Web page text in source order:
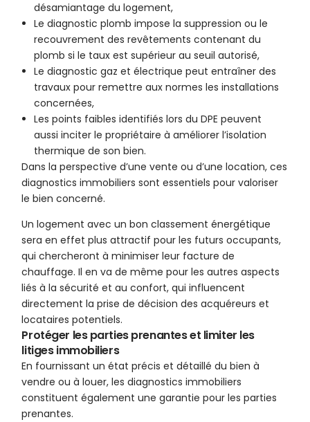
désamiantage du logement,
Le diagnostic plomb impose la suppression ou le
recouvrement des revêtements contenant du
plomb si le taux est supérieur au seuil autorisé,
Le diagnostic gaz et électrique peut entraîner des
travaux pour remettre aux normes les installations
concernées,
Les points faibles identifiés lors du DPE peuvent
aussi inciter le propriétaire à améliorer l’isolation
thermique de son bien.
Dans la perspective d’une vente ou d’une location, ces
diagnostics immobiliers sont essentiels pour valoriser
le bien concerné.
Un logement avec un bon classement énergétique
sera en effet plus attractif pour les futurs occupants,
qui chercheront à minimiser leur facture de
chauffage. Il en va de même pour les autres aspects
liés à la sécurité et au confort, qui influencent
directement la prise de décision des acquéreurs et
locataires potentiels.
Protéger les parties prenantes et limiter les
litiges immobiliers
En fournissant un état précis et détaillé du bien à
vendre ou à louer, les diagnostics immobiliers
constituent également une garantie pour les parties
prenantes.